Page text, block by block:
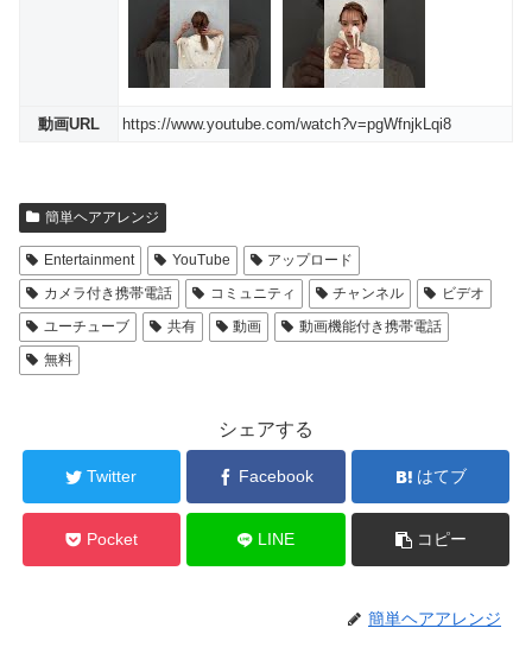
動画URL https://www.youtube.com/watch?v=pgWfnjkLqi8
簡単ヘアアレンジ
Entertainment YouTube
アップロード
カメラ付き携帯電話
コミュニティ チャンネル
ビデオ
ユーチューブ
共有 動画
動画機能付き携帯電話
無料
シェアする
Twitter Facebook はてブ
Pocket LINE コピー
簡単ヘアアレンジ